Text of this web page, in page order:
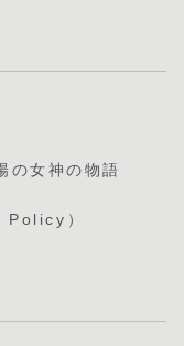
の女神の物語
Policy）